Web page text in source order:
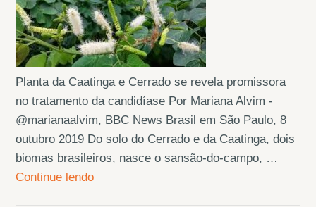
Planta da Caatinga e Cerrado se revela promissora
no tratamento da candidíase Por Mariana Alvim -
@marianaalvim, BBC News Brasil em São Paulo, 8
outubro 2019 Do solo do Cerrado e da Caatinga, dois
biomas brasileiros, nasce o sansão-do-campo, …
Continue lendo